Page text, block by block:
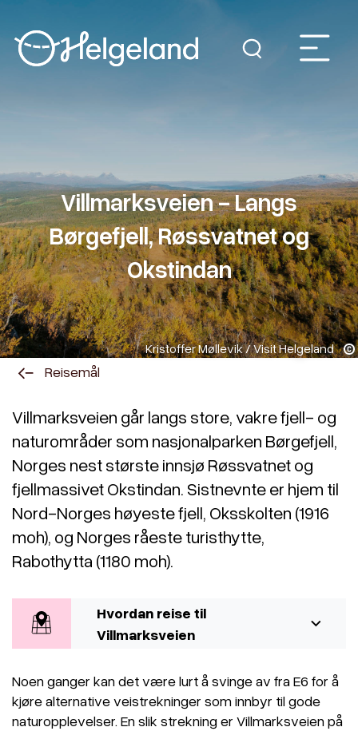
Kristoffer Møllevik / Visit Helgeland
Villmarksveien - Langs
Børgefjell, Røssvatnet og
Okstindan
Reisemål
Villmarksveien går langs store, vakre fjell- og
naturområder som nasjonalparken Børgefjell,
Norges nest største innsjø Røssvatnet og
fjellmassivet Okstindan. Sistnevnte er hjem til
Nord-Norges høyeste fjell, Oksskolten (1916
moh), og Norges råeste turisthytte,
Rabothytta (1180 moh).
Hvordan reise til
Villmarksveien
Noen ganger kan det være lurt å svinge av fra E6 for å
kjøre alternative veistrekninger som innbyr til gode
naturopplevelser. En slik strekning er Villmarksveien på